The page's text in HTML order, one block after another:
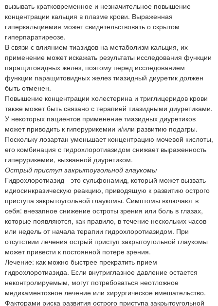
вызывать кратковременное и незначительное повышение
концентрации кальция в плазме крови. Выраженная
гиперкальциемия может свидетельствовать о скрытом
гиперпаратиреозе.
В связи с влиянием тиазидов на метаболизм кальция, их
применение может искажать результаты исследования функции
паращитовидных желез, поэтому перед исследованием
функции паращитовидных желез тиазидный диуретик должен
быть отменен.
Повышение концентрации холестерина и триглицеридов крови
также может быть связано с терапией тиазидными диуретиками.
У некоторых пациентов применение тиазидных диуретиков
может приводить к гиперурикемии и/или развитию подагры.
Поскольку лозартан уменьшает концентрацию мочевой кислоты,
его комбинация с гидрохлоротиазидом снижает выраженность
гиперурикемии, вызванной диуретиком.
Острый приступ закрытоугольной глаукомы
Гидрохлоротиазид - это сульфонамид, который может вызвать
идиосинкразическую реакцию, приводящую к развитию острого
приступа закрытоугольной глаукомы. Симптомы включают в
себя: внезапное снижение остроты зрения или боль в глазах,
которые появляются, как правило, в течение нескольких часов
или недель от начала терапии гидрохлоротиазидом. При
отсутствии лечения острый приступ закрытоугольной глаукомы
может привести к постоянной потере зрения.
Лечение: как можно быстрее прекратить прием
гидрохлоротиазида. Если внутриглазное давление остается
неконтролируемым, могут потребоваться неотложное
медикаментозное лечение или хирургическое вмешательство.
Факторами риска развития острого приступа закрытоугольной